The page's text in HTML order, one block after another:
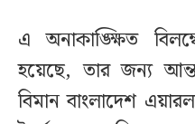
এ অনাকাঙ্ক্ষিত
হয়েছে, তার জন্য
বিমান বাংলাদেশ